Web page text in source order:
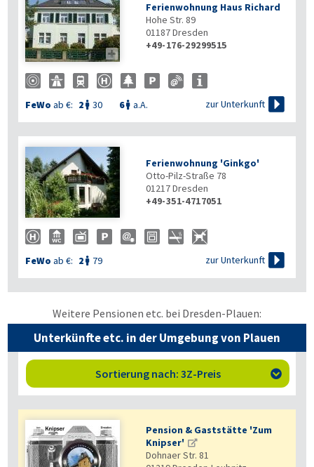

Ferienwohnung Haus Richard
Hohe Str. 89
01187Dresden
+49-176-29299515
FeWo ab €: 2  30 6 a.A. zur Unterkunft 
Ferienwohnung 'Ginkgo'
Otto-Pilz-Straße 78
01217Dresden
+49-351-4717051
FeWo ab €: 2  79 zur Unterkunft 
Weitere Pensionen etc. bei Dresden-Plauen:
Unterkünfte etc. in der Umgebung von Plauen
Sortierung nach: 3Z-Preis 
Pension & Gaststätte 'Zum
Knipser'
Dohnaer Str. 81